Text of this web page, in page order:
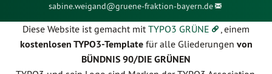
sabine.weigand@gruene-fraktion-bayern.de
Diese Website ist gemacht mitTYPO3 GRÜNE , einem
kostenlosen TYPO3-Templatefür alle Gliederungen von
BÜNDNIS 90/DIE GRÜNEN